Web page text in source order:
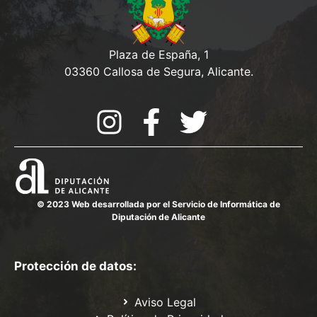
Plaza de España, 1
03360 Callosa de Segura, Alicante.
© 2023 Web desarrollada por el Servicio de Informática de
Diputación de Alicante
Protección de datos:
Aviso Legal